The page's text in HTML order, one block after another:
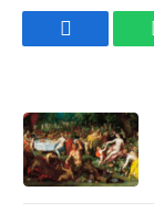
Facebook